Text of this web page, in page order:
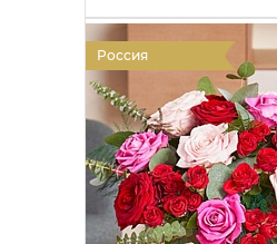
Россия